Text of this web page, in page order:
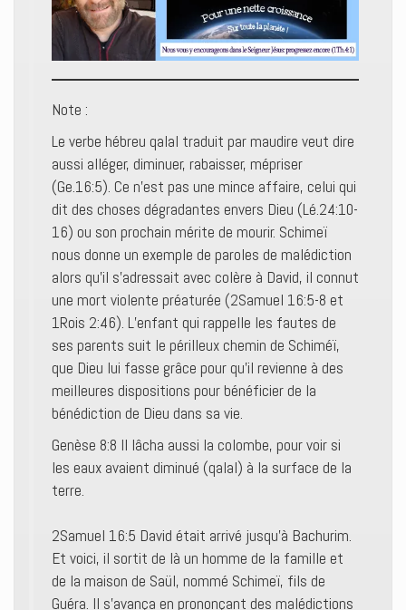
Note :
Le verbe hébreu qalal traduit par maudire veut dire
aussi alléger, diminuer, rabaisser, mépriser
(Ge.16:5). Ce n’est pas une mince affaire, celui qui
dit des choses dégradantes envers Dieu (Lé.24:10-
16) ou son prochain mérite de mourir. Schimeï
nous donne un exemple de paroles de malédiction
alors qu’il s’adressait avec colère à David, il connut
une mort violente préaturée (2Samuel 16:5-8 et
1Rois 2:46). L’enfant qui rappelle les fautes de
ses parents suit le périlleux chemin de Schiméï,
que Dieu lui fasse grâce pour qu’il revienne à des
meilleures dispositions pour bénéficier de la
bénédiction de Dieu dans sa vie.
Genèse 8:8 Il lâcha aussi la colombe, pour voir si
les eaux avaient diminué (qalal) à la surface de la
terre.
2Samuel 16:5 David était arrivé jusqu’à Bachurim.
Et voici, il sortit de là un homme de la famille et
de la maison de Saül, nommé Schimeï, fils de
Guéra. Il s’avança en prononçant des malédictions